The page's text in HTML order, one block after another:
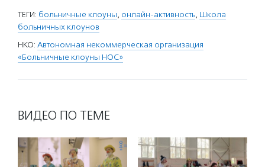
ТЕГИ: больничные клоуны, онлайн-активность, Школа
больничных клоунов
НКО: Автономная некоммерческая организация
«Больничные клоуны НОС»
ВИДЕО ПО ТЕМЕ